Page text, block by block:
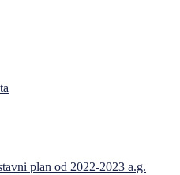
plan od 2022-2023 a.g.